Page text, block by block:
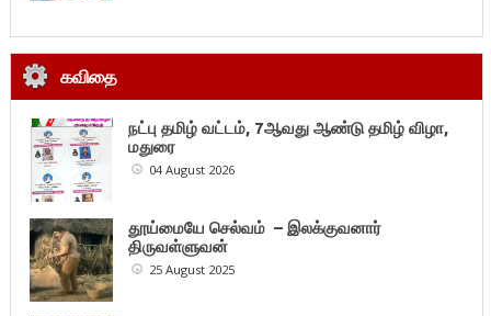
கவிதை
நட்பு தமிழ் வட்டம், 7ஆவது ஆண்டு தமிழ் விழா,
மதுரை
04 August 2026
தூய்மையே செல்வம் – இலக்குவனார்
திருவள்ளுவன்
25 August 2025